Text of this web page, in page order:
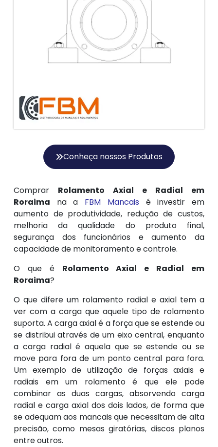
Comprar Rolamento Axial e Radial em
Roraima na a FBM Mancais é investir em
aumento de produtividade, redução de custos,
melhoria da qualidade do produto final,
segurança dos funcionários e aumento da
capacidade de monitoramento e controle.
O que é Rolamento Axial e Radial em
Roraima?
O que difere um rolamento radial e axial tem a
ver com a carga que aquele tipo de rolamento
suporta. A carga axial é a força que se estende ou
se distribui através de um eixo central, enquanto
a carga radial é aquela que se estende ou se
move para fora de um ponto central para fora.
Um exemplo de utilização de forças axiais e
radiais em um rolamento é que ele pode
combinar as duas cargas, absorvendo carga
radial e carga axial dos dois lados, de forma que
se adequam aos mancais que necessitam de alta
precisão, como mesas giratórias, discos planos
entre outros.
Conheça nossos Produtos